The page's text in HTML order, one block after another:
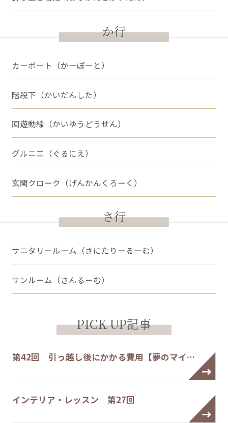
か行
カーポート（かーぽーと）
階段下（かいだんした）
回遊動線（かいゆうどうせん）
グルニエ（ぐるにえ）
玄関クローク（げんかんくろーく）
さ行
サニタリールーム（さにたりーるーむ）
サンルーム（さんるーむ）
PICK UP記事
第42回 引っ越し後にかかる費用【夢のマイ…
インテリア・レッスン 第27回